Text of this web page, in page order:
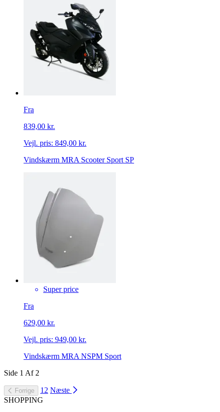
Fra
839,00 kr.
Vejl. pris: 849,00 kr.
Vindskærm MRA Scooter Sport SP
Super price
Fra
629,00 kr.
Vejl. pris: 949,00 kr.
Vindskærm MRA NSPM Sport
Side 1 Af2
Forrige 12 Næste
SHOPPING